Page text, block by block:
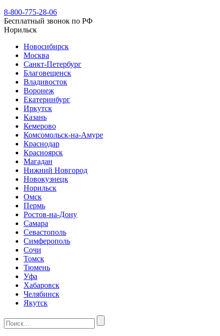
8-800-775-28-06
Бесплатный звонок по РФ
Норильск
Новосибирск
Москва
Санкт-Петербург
Благовещенск
Владивосток
Воронеж
Екатеринбург
Иркутск
Казань
Кемерово
Комсомольск-на-Амуре
Краснодар
Красноярск
Магадан
Нижний Новгород
Новокузнецк
Норильск
Омск
Пермь
Ростов-на-Дону
Самара
Севастополь
Симферополь
Сочи
Томск
Тюмень
Уфа
Хабаровск
Челябинск
Якутск